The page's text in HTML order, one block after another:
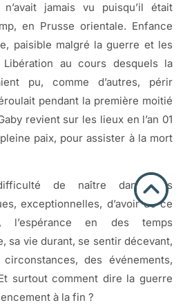
jamais vu puisqu’il était
en Prusse orientale. Enfance
paisible malgré la guerre et les
Libération au cours desquels la
pu, comme d’autres, périr
pendant la première moitié
revient sur les lieux en l’an 01
paix, pour assister à la mort
de naître dans des
exceptionnelles, d’avoir de ce
l’espérance en des temps
sa vie durant, se sentir décevant,
des événements,
surtout comment dire la guerre
à la fin ?